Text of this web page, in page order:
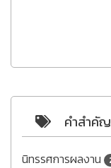
คำสำคัญ
นิทรรศการผลงาน